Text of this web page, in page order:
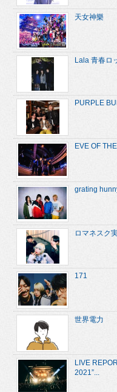
天女神樂
Lala 青春ロ
PURPLE
EVE OF
grating
ロマネスク
171
世界電力
LIVE
2021”...